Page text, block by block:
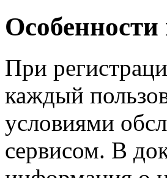
При
каждый
условиями
сервисом. В